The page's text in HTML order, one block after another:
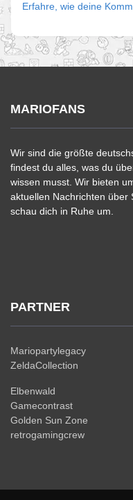
Erfahre, wie deine
MARIOFANS
Wir sind die größte
findest du alles, was du
wissen musst. Wir bieten
aktuellen Nachrichten über
schau dich in Ruhe um.
PARTNER
Mariopartylegacy
ZeldaCollection
Elbenwald
Gamecontrast
Golden Sun Zone
retrogamingcrew